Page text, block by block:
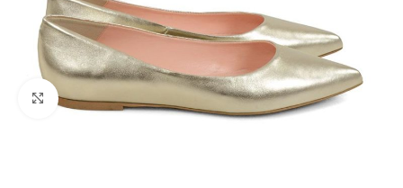
Kliknij, aby powiększyć